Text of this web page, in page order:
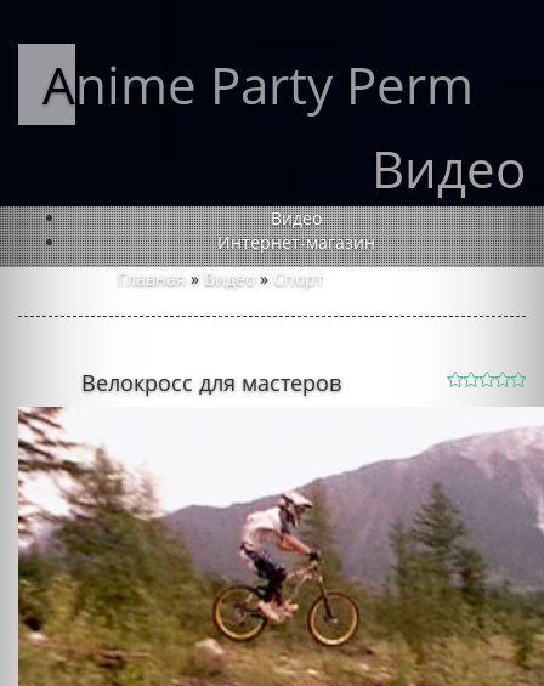
Anime Party Perm
Видео
Видео
Интернет-магазин
Главная » Видео » Спорт
Велокросс для мастеров